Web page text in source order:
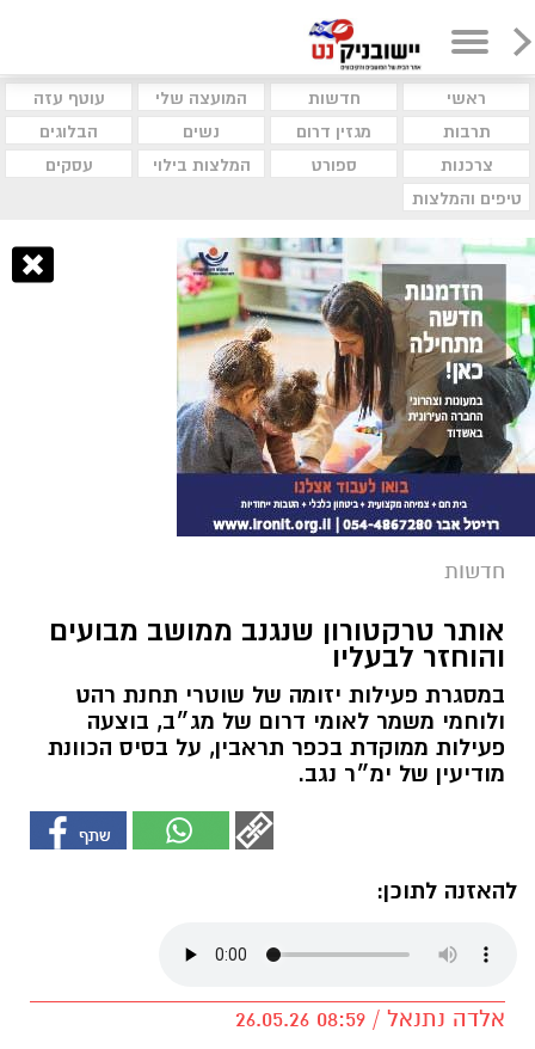
ראשי חדשות המועצה שלי
עוטף עזה
תרבות
מגזין דרום נשים
הבלוגים
צרכנות
ספורט המלצות בילוי
עסקים
טיפים והמלצות
חדשות
אותר טרקטורון שנגנב ממושב מבועים
והוחזר לבעליו
במסגרת פעילות יזומה של שוטרי תחנת רהט
ולוחמי משמר לאומי דרום של מג״ב, בוצעה
פעילות ממוקדת בכפר תראבין, על בסיס הכוונת
מודיעין של ימ״ר נגב.
להאזנה לתוכן:
אלדה נתנאל / 08:59 26.05.26